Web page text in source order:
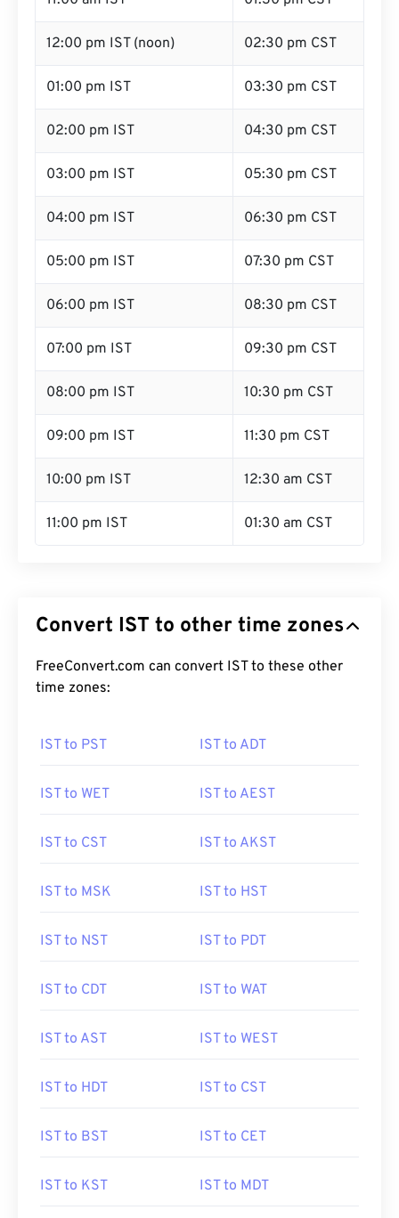
12:00 pm IST (noon) 02:30 pm CST
01:00 pm IST 03:30 pm CST
02:00 pm IST 04:30 pm CST
03:00 pm IST 05:30 pm CST
04:00 pm IST 06:30 pm CST
05:00 pm IST 07:30 pm CST
06:00 pm IST 08:30 pm CST
07:00 pm IST 09:30 pm CST
08:00 pm IST 10:30 pm CST
09:00 pm IST 11:30 pm CST
10:00 pm IST 12:30 am CST
11:00 pm IST 01:30 am CST
Convert IST to other time zones
FreeConvert.com can convert IST to these other
time zones:
IST to PST IST to ADT
IST to WET IST to AEST
IST to CST IST to AKST
IST to MSK IST to HST
IST to NST IST to PDT
IST to CDT IST to WAT
IST to AST IST to WEST
IST to HDT IST to CST
IST to BST IST to CET
IST to KST IST to MDT